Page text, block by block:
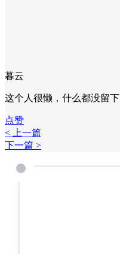
暮云
这个人很懒，什么都没留下
点赞
< 上一篇
下一篇 >